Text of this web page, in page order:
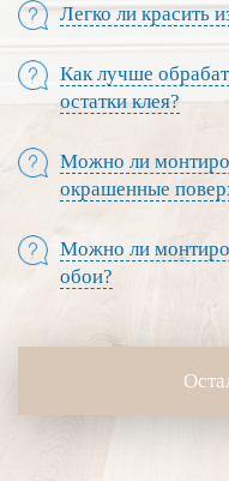
Легко ли красить
Как лучше
остатки клея?
Можно ли
окрашенные
Можно ли
обои?